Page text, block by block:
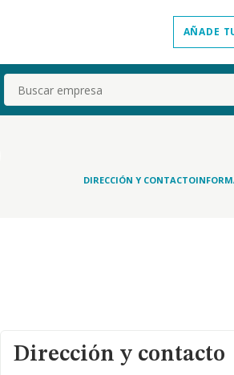
AÑADE
Buscar
DIRECCIÓN Y CONTACTO
Dirección y contacto